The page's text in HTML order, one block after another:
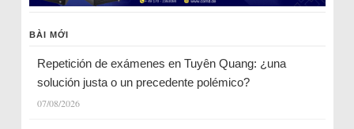
BÀI MỚI
Repetición de exámenes en Tuyên Quang: ¿una
solución justa o un precedente polémico?
07/08/2026